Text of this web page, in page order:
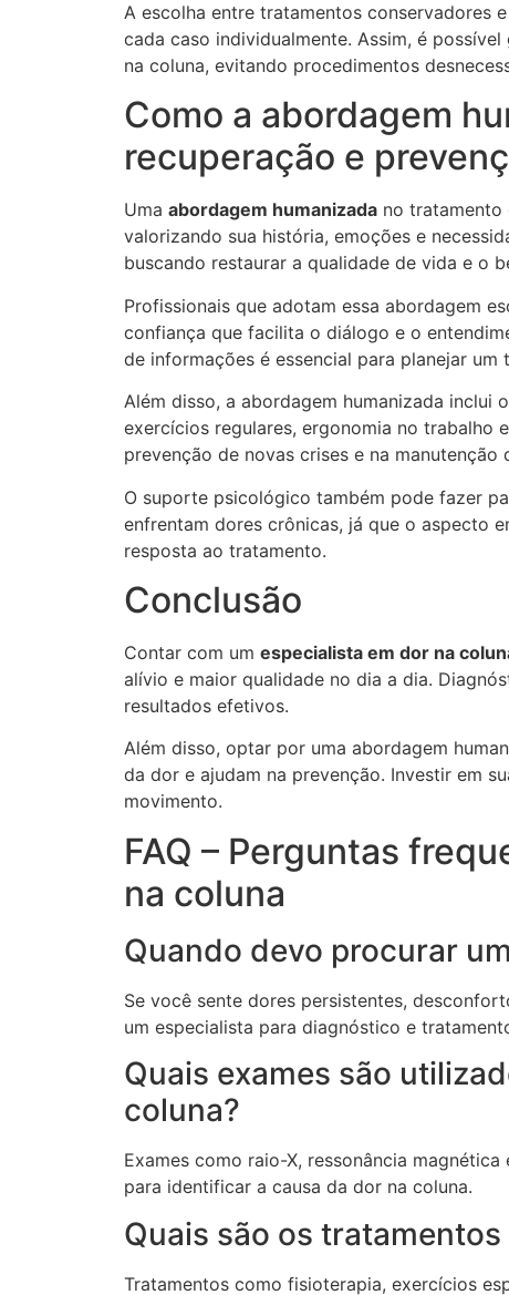
A escolha entre tratamentos conservadores
cada caso individualmente. Assim, é
na coluna, evitando procedimentos
Como a abordagem
recuperação e
Uma abordagem humanizada no tratamento
valorizando sua história, emoções e
buscando restaurar a qualidade de vida e o
Profissionais que adotam essa abordagem
confiança que facilita o diálogo e o
de informações é essencial para planejar
Além disso, a abordagem humanizada
exercícios regulares, ergonomia no trabalho
prevenção de novas crises e na
O suporte psicológico também pode fazer
enfrentam dores crônicas, já que o aspecto
resposta ao tratamento.
Conclusão
Contar com um especialista em dor na
alívio e maior qualidade no dia a dia.
resultados efetivos.
Além disso, optar por uma abordagem
da dor e ajudam na prevenção. Investir em
movimento.
FAQ – Perguntas
na coluna
Quando devo procurar
Se você sente dores persistentes,
um especialista para diagnóstico e
Quais exames são
coluna?
Exames como raio-X, ressonância
para identificar a causa da dor na coluna.
Quais são os
Tratamentos como fisioterapia, exercícios